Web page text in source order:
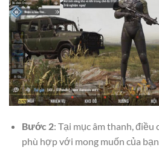
Bước 2: Tại mục âm thanh,
phù hợp với mong muốn của bạn.